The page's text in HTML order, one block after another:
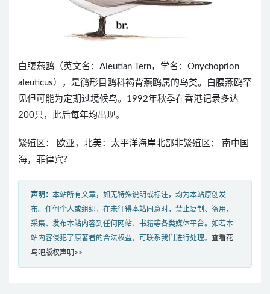
白腰燕鸥（英文名：Aleutian Tern，学名：Onychoprion
aleuticus），是鸻形目鸥科褐背燕鸥属的鸟类。白腰燕鸥罕
见但可能为定期过境候鸟。1992年秋季在香港记录多达
200只，此后每年均出现。
繁殖区： 欧亚，北美：太平洋海岸北部非繁殖区： 南中国
海，菲律宾?
声明： 本站所有文章，如无特殊说明或标注，均为本站原创发
布。任何个人或组织，在未征得本站同意时，禁止复制、盗用、
采集、发布本站内容到任何网站、书籍等各类媒体平台。如若本
站内容侵犯了原著者的合法权益，可联系我们进行处理。 查看花
鸟吧版权声明>>